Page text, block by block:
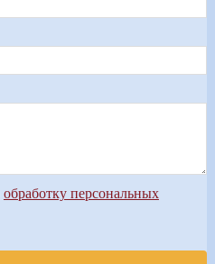
обработку персональных